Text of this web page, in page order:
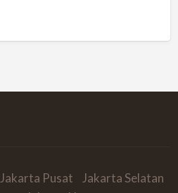
Jakarta Pusat
Jakarta Selatan